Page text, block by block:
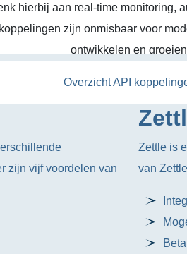
hierbij aan real-time monitoring,
zijn onmisbaar voor
ontwikkelen en
Overzicht API
zijn vijf voordelen van
Zettle is
van